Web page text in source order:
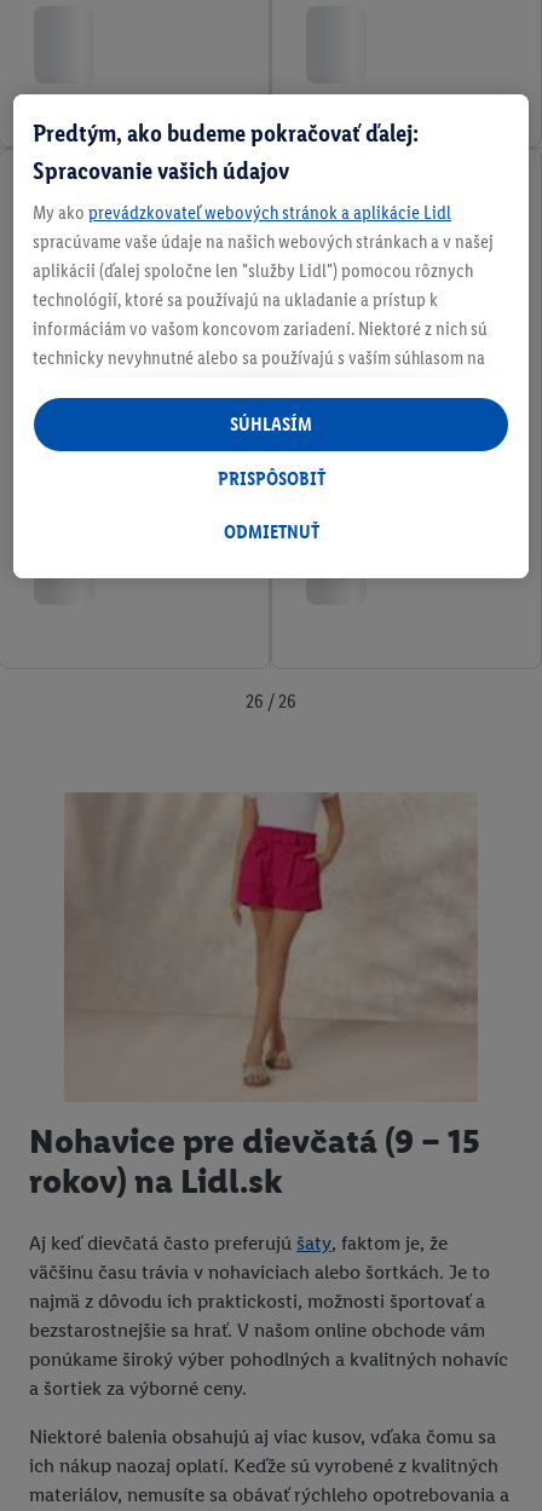
26 / 26
Nohavice pre dievčatá (9 – 15
rokov) na Lidl.sk
Aj keď dievčatá často preferujú šaty, faktom je, že
väčšinu času trávia v nohaviciach alebo šortkách. Je to
najmä z dôvodu ich praktickosti, možnosti športovať a
bezstarostnejšie sa hrať. V našom online obchode vám
ponúkame široký výber pohodlných a kvalitných nohavíc
a šortiek za výborné ceny.
Niektoré balenia obsahujú aj viac kusov, vďaka čomu sa
ich nákup naozaj oplatí. Keďže sú vyrobené z kvalitných
materiálov, nemusíte sa obávať rýchleho opotrebovania a
Predtým, ako budeme pokračovať ďalej:
Spracovanie vašich údajov
My ako prevádzkovateľ webových stránok a aplikácie Lidl
spracúvame vaše údaje na našich webových stránkach a v našej
aplikácii (ďalej spoločne len "služby Lidl") pomocou rôznych
technológií, ktoré sa používajú na ukladanie a prístup k
informáciám vo vašom koncovom zariadení. Niektoré z nich sú
technicky nevyhnutné alebo sa používajú s vaším súhlasom na
personalizovanú reklamu v rámci služieb Lidl aj mimo nich. Ak
ste účastníkom programu Lidl Plus, na tieto účely sa spracúvajú
aj údaje z vášho nákupného správania v obchode.
následne si vytvoríte účet Lidl Plus alebo sa prihlásite do svojho
zaheslovaná e-mailová adresa zlúčená aj s inými identifikátormi
reklamy na produkty, o ktoré ste prejavili záujem (napr.
vložením produktu do nákupného košíka v internetovom
obchode, ale nie jeho zakúpením), sa môžu zobrazovať aj na
rôznych zariadeniach a v rôznych službách spoločnosti Lidl ak
vám možno priradiť niekoľko koncových zariadení alebo
používanie viacerých služieb spoločnosti Lidl, pomocou vašej
hashovanej e-mailovej adresy a prípadne ďalších
identifikátorov/identifikátorov, ktoré má spoločnosť Criteo SA k
" môžete povoliť jednotlivé účely a nájsť
ďalšie informácie o podmienkach spracúvania osobných
Kliknutím na možnosť "Odmietnuť" môžete povoliť iba
používanie potrebných technológií. Kliknutím na "
vyjadríte súhlas so spracúvaním na všetky vyššie uvedené účely.
údajov a Vašom práve kedykoľvek odvolať súhlas s účinnosťou
do budúcnosti nájdete v našichzásadách ochrany osobných
údajov .Imprint nájdete tu.
ODMIETNUŤ
PRISPÔSOBIŤ
SÚHLASÍM